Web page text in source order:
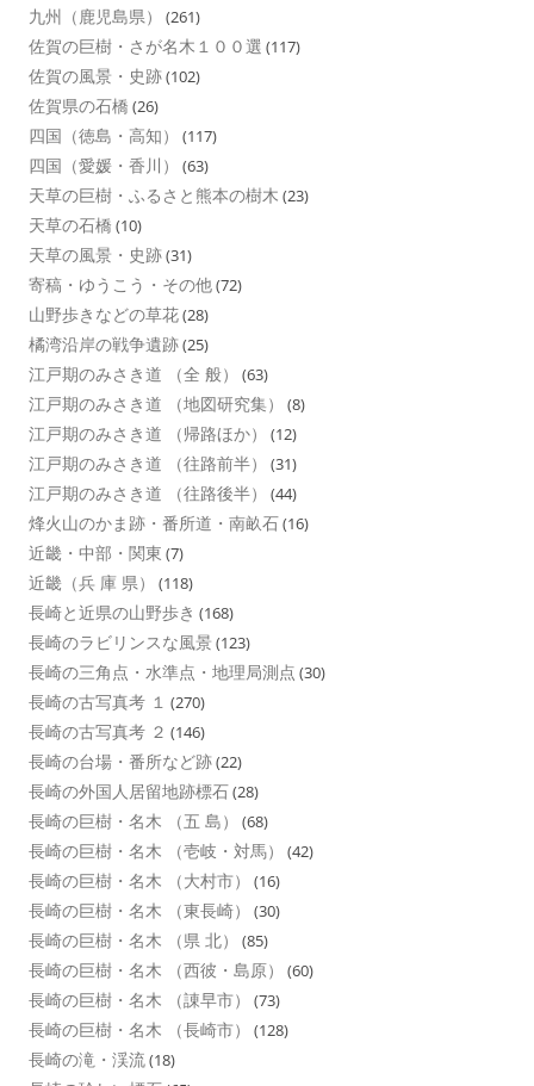
九州（鹿児島県） (261)
佐賀の巨樹・さが名木１００選 (117)
佐賀の風景・史跡(102)
佐賀県の石橋 (26)
四国（徳島・高知） (117)
四国（愛媛・香川） (63)
天草の巨樹・ふるさと熊本の樹木 (23)
天草の石橋 (10)
天草の風景・史跡(31)
寄稿・ゆうこう・その他(72)
山野歩きなどの草花(28)
橘湾沿岸の戦争遺跡(25)
江戸期のみさき道 （全 般） (63)
江戸期のみさき道 （地図研究集） (8)
江戸期のみさき道 （帰路ほか） (12)
江戸期のみさき道 （往路前半） (31)
江戸期のみさき道 （往路後半） (44)
烽火山のかま跡・番所道・南畝石(16)
近畿・中部・関東 (7)
近畿（兵 庫 県） (118)
長崎と近県の山野歩き (168)
長崎のラビリンスな風景 (123)
長崎の三角点・水準点・地理局測点 (30)
長崎の古写真考 １ (270)
長崎の古写真考 ２ (146)
長崎の台場・番所など跡(22)
長崎の外国人居留地跡標石(28)
長崎の巨樹・名木 （五 島） (68)
長崎の巨樹・名木 （壱岐・対馬） (42)
長崎の巨樹・名木 （大村市） (16)
長崎の巨樹・名木 （東長崎） (30)
長崎の巨樹・名木 （県 北） (85)
長崎の巨樹・名木 （西彼・島原） (60)
長崎の巨樹・名木 （諌早市） (73)
長崎の巨樹・名木 （長崎市） (128)
長崎の滝・渓流(18)